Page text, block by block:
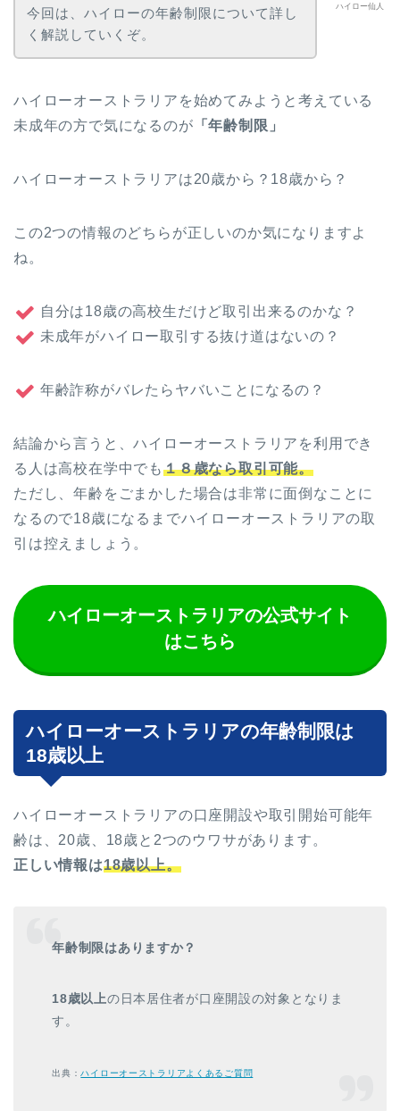
ハイロー仙人
今回は、ハイローの年齢制限について詳し
く解説していくぞ。
ハイローオーストラリアを始めてみようと考えている
未成年の方で気になるのが 「年齢制限」
ハイローオーストラリアは20歳から？18歳から？
この2つの情報のどちらが正しいのか気になりますよ
ね。
自分は18歳の高校生だけど取引出来るのかな？
未成年がハイロー取引する抜け道はないの？
年齢詐称がバレたらヤバいことになるの？
結論から言うと、ハイローオーストラリアを利用でき
る人は高校在学中でも１８歳なら取引可能。
ただし、年齢をごまかした場合は非常に面倒なことに
なるので18歳になるまでハイローオーストラリアの取
引は控えましょう。
ハイローオーストラリアの公式サイト
はこちら
ハイローオーストラリアの年齢制限は
18歳以上
ハイローオーストラリアの口座開設や取引開始可能年
齢は、20歳、18歳と2つのウワサがあります。
正しい情報は18歳以上。
年齢制限はありますか？
18歳以上の日本居住者が口座開設の対象となりま
す。
出典：ハイローオーストラリアよくあるご質問